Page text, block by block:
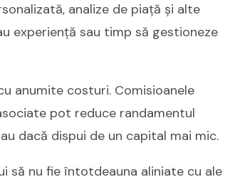
analize de piață și alte
experiență sau timp să gestioneze
anumite costuri. Comisioanele
pot reduce randamentul
dacă dispui de un capital mai mic.
să nu fie întotdeauna aliniate cu ale